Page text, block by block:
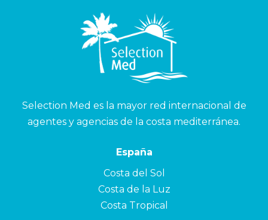
Selection Med es la mayor red internacional de
agentes y agencias de la costa mediterránea.
España
Costa del Sol
Costa de la Luz
Costa Tropical